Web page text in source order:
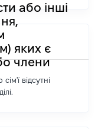
або інші
яких є
члени
відсутні